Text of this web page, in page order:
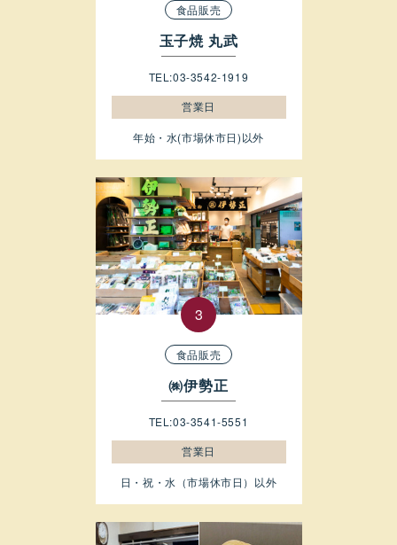
食品販売
玉子焼 丸武
TEL:03-3542-1919
営業日
年始・水(市場休市日)以外
食品販売
㈱伊勢正
TEL:03-3541-5551
営業日
日・祝・水（市場休市日）以外